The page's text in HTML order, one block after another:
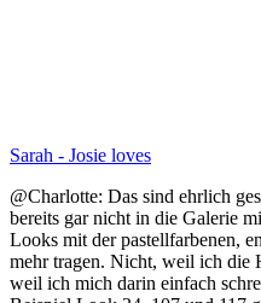
Sarah - Josie loves
@Charlotte: Das sind ehrlich
bereits gar nicht in die Galerie
Looks mit der pastellfarbenen,
mehr tragen. Nicht, weil ich die
weil ich mich darin einfach